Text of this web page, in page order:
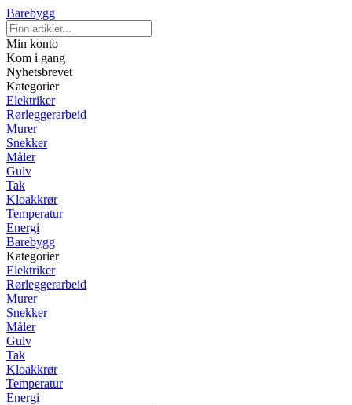
Barebygg
Min konto
Kom i gang
Nyhetsbrevet
Kategorier
Elektriker
Rørleggerarbeid
Murer
Snekker
Måler
Gulv
Tak
Kloakkrør
Temperatur
Energi
Barebygg
Kategorier
Elektriker
Rørleggerarbeid
Murer
Snekker
Måler
Gulv
Tak
Kloakkrør
Temperatur
Energi